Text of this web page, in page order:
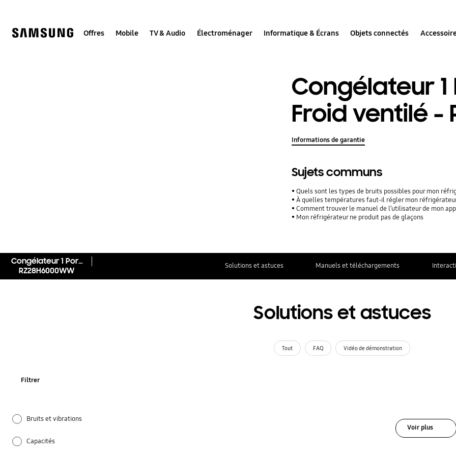
Offres Mobile TV & Audio Électroménager Informatique & Écrans Objets connectés
Congélateur 1
Froid ventilé -
Informations de garantie
Sujets communs
Quels sont les types de bruits possibles pour mon
À quelles températures faut-il régler mon
Comment trouver le manuel de l’utilisateur de mon
Mon réfrigérateur ne produit pas de glaçons
Congélateur 1 Porte 277L, Froid ventilé - RZ28H6000WW
RZ28H6000WW
Solutions et astuces Manuels et téléchargements
Solutions et astuces
Tout FAQ Vidéo de démonstration
Filtrer
Bruits et vibrations
Capacités
Voir plus